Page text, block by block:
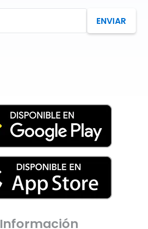
ENVIAR
Información